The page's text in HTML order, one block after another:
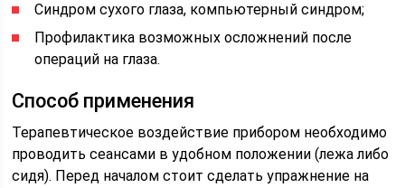
Синдром сухого глаза, компьютерный синдром;
Профилактика возможных осложнений после
операций на глаза.
Способ применения
Терапевтическое воздействие прибором необходимо
проводить сеансами в удобном положении (лежа либо
сидя). Перед началом стоит сделать упражнение на